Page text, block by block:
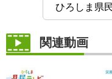
ひろしま県
関連動画